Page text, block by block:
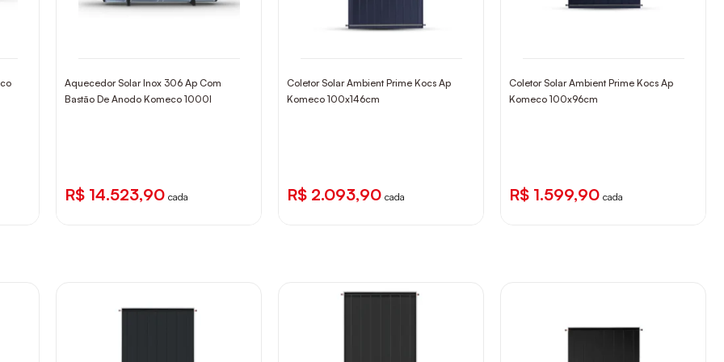
Aquecedor Solar Inox 306 Ap Com
Bastão De Anodo Komeco 1000l
R$ 14.523,90 cada
Coletor Solar Ambient Prime Kocs Ap
Komeco 100x146cm
R$ 2.093,90 cada
Coletor Solar Ambient Prime Kocs Ap
Komeco 100x96cm
R$ 1.599,90 cada